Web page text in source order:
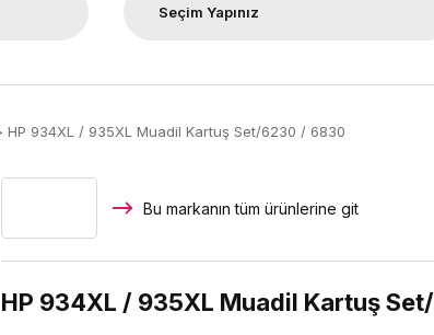
HP 934XL / 935XL Muadil Kartuş Set/6230 / 6830
Bu markanın tüm ürünlerine git
HP 934XL / 935XL Muadil Kartuş